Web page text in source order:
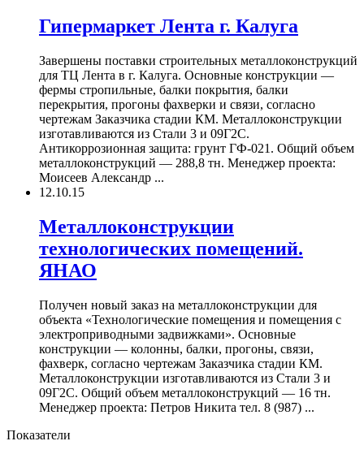
Гипермаркет Лента г. Калуга
Завершены поставки строительных металлоконструкций
для ТЦ Лента в г. Калуга. Основные конструкции —
фермы стропильные, балки покрытия, балки
перекрытия, прогоны фахверки и связи, согласно
чертежам Заказчика стадии КМ. Металлоконструкции
изготавливаются из Стали 3 и 09Г2С.
Антикоррозионная защита: грунт ГФ-021. Общий объем
металлоконструкций — 288,8 тн. Менеджер проекта:
Моисеев Александр ...
12.10.15
Металлоконструкции
технологических помещений.
ЯНАО
Получен новый заказ на металлоконструкции для
объекта «Технологические помещения и помещения с
электроприводными задвижками». Основные
конструкции — колонны, балки, прогоны, связи,
фахверк, согласно чертежам Заказчика стадии КМ.
Металлоконструкции изготавливаются из Стали 3 и
09Г2С. Общий объем металлоконструкций — 16 тн.
Менеджер проекта: Петров Никита тел. 8 (987) ...
Показатели